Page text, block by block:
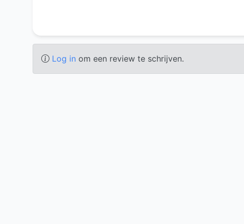
Log in om een review te schrijven.